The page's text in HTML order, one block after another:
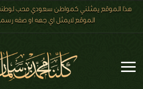
هذا الموقع يمثلني كمواطن سعودي محب لوطنه
الموقع لايمثل اي جهه او صفه